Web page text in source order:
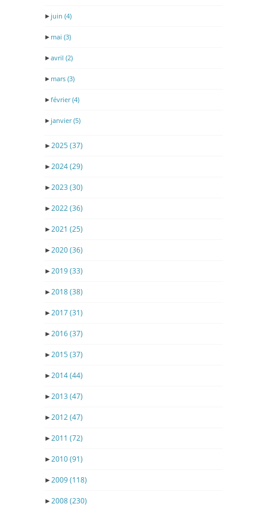
► juin (4)
► mai (3)
►avril (2)
► mars (3)
►février(4)
► janvier(5)
►2025(37)
►2024(29)
►2023 (30)
►2022(36)
►2021 (25)
►2020(36)
►2019(33)
►2018(38)
►2017(31)
►2016(37)
►2015(37)
►2014(44)
►2013 (47)
►2012(47)
►2011 (72)
►2010(91)
►2009(118)
►2008(230)